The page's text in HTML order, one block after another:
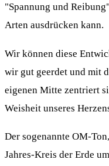
"Spannung und
Arten ausdrücken kann.
Wir können diese
wir gut geerdet und mit
eigenen Mitte zentriert
Weisheit unseres
Der sogenannte OM-
Jahres-Kreis der Erde